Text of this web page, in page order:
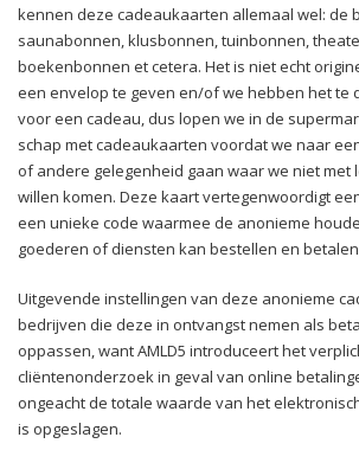
kennen deze cadeaukaarten allemaal wel: de
saunabonnen, klusbonnen, tuinbonnen,
boekenbonnen et cetera. Het is niet echt
een envelop te geven en/of we hebben het te
voor een cadeau, dus lopen we in de
schap met cadeaukaarten voordat we naar
of andere gelegenheid gaan waar we niet met
willen komen. Deze kaart vertegenwoordigt
een unieke code waarmee de anonieme
goederen of diensten kan bestellen en
Uitgevende instellingen van deze anonieme
bedrijven die deze in ontvangst nemen als
oppassen, want AMLD5 introduceert het
cliëntenonderzoek in geval van online
ongeacht de totale waarde van het
is opgeslagen.